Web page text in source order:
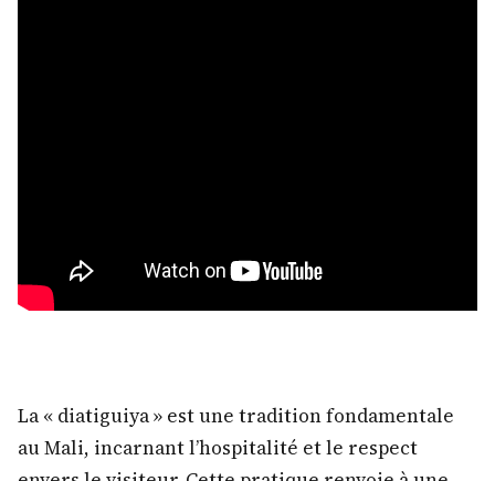
La « diatiguiya » est une tradition fondamentale
au Mali, incarnant l’hospitalité et le respect